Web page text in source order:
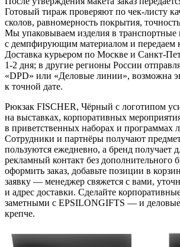
Готовый тираж проверяют по чек-листу
сколов, равномерность покрытия,
Мы упаковываем изделия в транспортные
с демпфирующим материалом и передаем
Доставка курьером по Москве и Санкт-
1-2 дня; в другие регионы России
«DPD» или «Деловые линии», возможна
к точной дате.
Рюкзак FISCHER, Чёрный с логотипом
на выставках, корпоративных
в приветственных наборах и программах
Сотрудники и партнёры получают
пользуются ежедневно, а бренд получает
рекламный контакт без дополнительного
оформить заказ, добавьте позиции в
заявку — менеджер свяжется с вами,
и адрес доставки. Сделайте
заметными с EPSILONGIFTS — и деловые
крепче.